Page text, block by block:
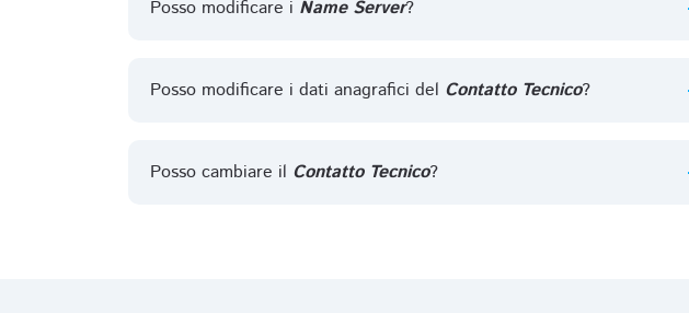
Posso modificare i Name Server?
Posso modificare i dati anagrafici del Contatto Tecnico?
Posso cambiare il Contatto Tecnico?